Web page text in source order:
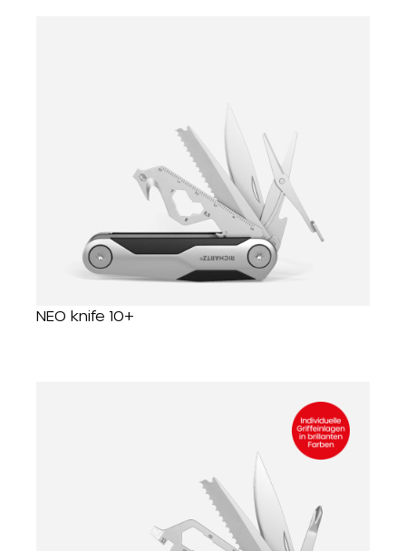
NEO knife 10+